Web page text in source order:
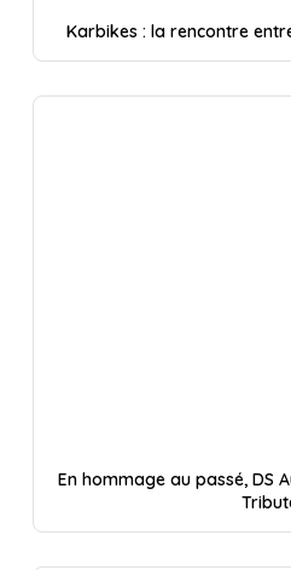
Karbikes : la rencontre
En hommage au passé, DS